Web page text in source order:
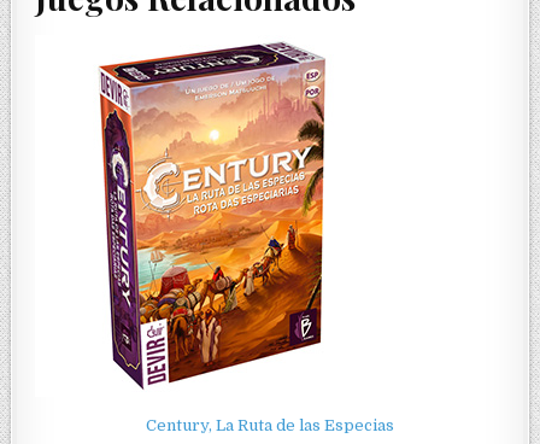
Century, La Ruta de las Especias